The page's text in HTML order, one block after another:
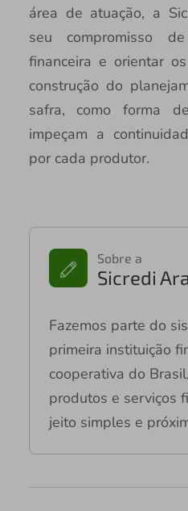
área de atuação, a
seu compromisso
financeira e orientar
construção do
safra, como forma
impeçam a
por cada produtor.
Sobre a
Sicredi
Fazemos parte do
primeira instituição
cooperativa do
produtos e serviços
jeito simples e